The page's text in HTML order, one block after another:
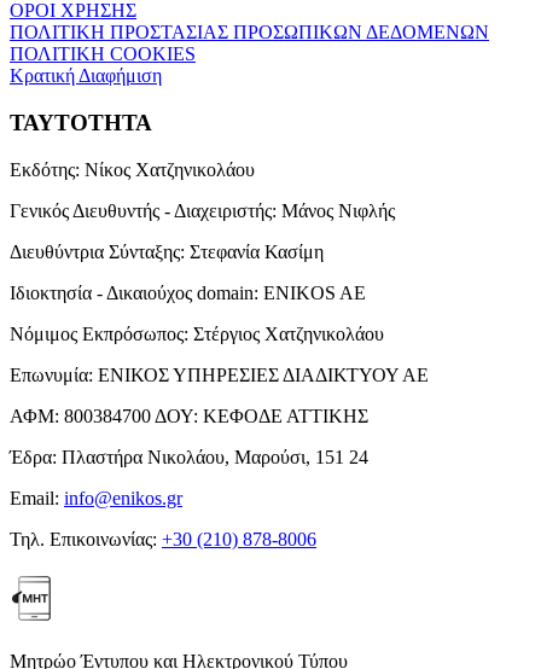
ΟΡΟΙ ΧΡΗΣΗΣ
ΠΟΛΙΤΙΚΗ ΠΡΟΣΤΑΣΙΑΣ ΠΡΟΣΩΠΙΚΩΝ ΔΕΔΟΜΕΝΩΝ
ΠΟΛΙΤΙΚΗ COOKIES
Κρατική Διαφήμιση
ΤΑΥΤΟΤΗΤΑ
Εκδότης: Νίκος Χατζηνικολάου
Γενικός Διευθυντής - Διαχειριστής: Μάνος Νιφλής
Διευθύντρια Σύνταξης: Στεφανία Κασίμη
Ιδιοκτησία - Δικαιούχος domain: ENIKOS AE
Νόμιμος Εκπρόσωπος: Στέργιος Χατζηνικολάου
Επωνυμία: ΕΝΙΚΟΣ ΥΠΗΡΕΣΙΕΣ ΔΙΑΔΙΚΤΥΟΥ ΑΕ
ΑΦΜ: 800384700 ΔΟΥ: ΚΕΦΟΔΕ ΑΤΤΙΚΗΣ
Έδρα: Πλαστήρα Νικολάου, Μαρούσι, 151 24
Email: info@enikos.gr
Τηλ. Επικοινωνίας: +30 (210) 878-8006
Μητρώο Έντυπου και Ηλεκτρονικού Τύπου